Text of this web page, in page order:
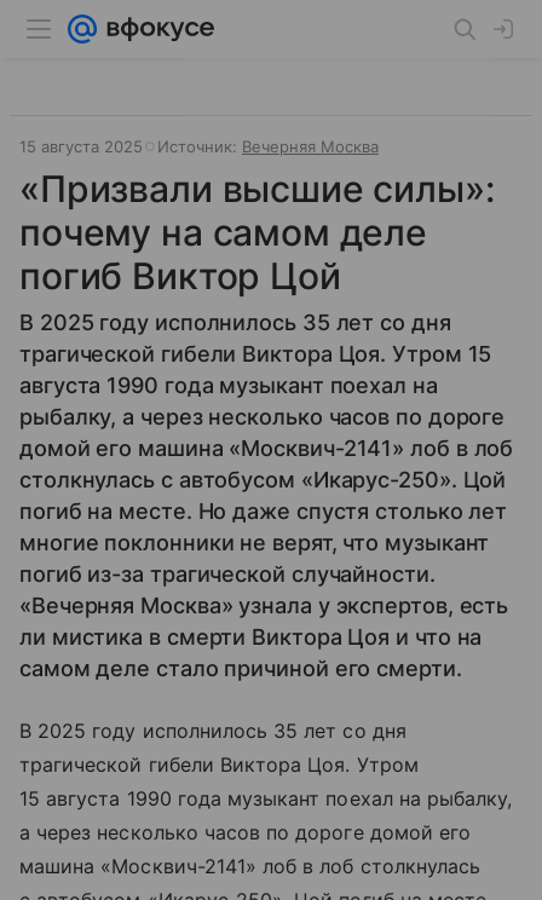
15 августа 2025 Источник: Вечерняя Москва
«Призвали высшие силы»:
почему на самом деле
погиб Виктор Цой
В 2025 году исполнилось 35 лет со дня
трагической гибели Виктора Цоя. Утром 15
августа 1990 года музыкант поехал на
рыбалку, а через несколько часов по дороге
домой его машина «Москвич-2141» лоб в лоб
столкнулась с автобусом «Икарус-250». Цой
погиб на месте. Но даже спустя столько лет
многие поклонники не верят, что музыкант
погиб из-за трагической случайности.
«Вечерняя Москва» узнала у экспертов, есть
ли мистика в смерти Виктора Цоя и что на
самом деле стало причиной его смерти.
В 2025 году исполнилось 35 лет со дня
трагической гибели Виктора Цоя. Утром
15 августа 1990 года музыкант поехал на рыбалку,
а через несколько часов по дороге домой его
машина «Москвич-2141» лоб в лоб столкнулась